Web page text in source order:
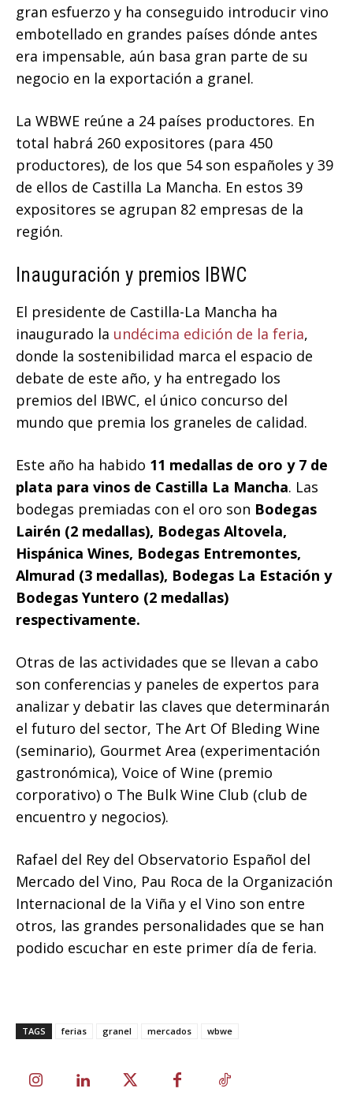
gran esfuerzo y ha conseguido introducir vino
embotellado en grandes países dónde antes
era impensable, aún basa gran parte de su
negocio en la exportación a granel.
La WBWE reúne a 24 países productores. En
total habrá 260 expositores (para 450
productores), de los que 54 son españoles y 39
de ellos de Castilla La Mancha. En estos 39
expositores se agrupan 82 empresas de la
región.
Inauguración y premios IBWC
El presidente de Castilla-La Mancha ha
inaugurado la undécima edición de la feria,
donde la sostenibilidad marca el espacio de
debate de este año, y ha entregado los
premios del IBWC, el único concurso del
mundo que premia los graneles de calidad.
Este año ha habido 11 medallas de oro y 7 de
plata para vinos de Castilla La Mancha. Las
bodegas premiadas con el oro son Bodegas
Lairén (2 medallas), Bodegas Altovela,
Hispánica Wines, Bodegas Entremontes,
Almurad (3 medallas), Bodegas La Estación y
Bodegas Yuntero (2 medallas)
respectivamente.
Otras de las actividades que se llevan a cabo
son conferencias y paneles de expertos para
analizar y debatir las claves que determinarán
el futuro del sector, The Art Of Bleding Wine
(seminario), Gourmet Area (experimentación
gastronómica), Voice of Wine (premio
corporativo) o The Bulk Wine Club (club de
encuentro y negocios).
Rafael del Rey del Observatorio Español del
Mercado del Vino, Pau Roca de la Organización
Internacional de la Viña y el Vino son entre
otros, las grandes personalidades que se han
podido escuchar en este primer día de feria.
TAGS ferias granel mercados wbwe